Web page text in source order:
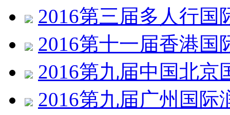
2016第三届多人行国
2016第十一届香港国
2016第九届中国北京
2016第九届广州国际